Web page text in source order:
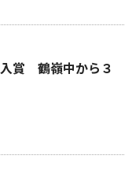
賞 鶴嶺中から３